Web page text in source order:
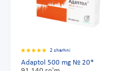
2 sharhni
Adaptol 500 mg № 20*